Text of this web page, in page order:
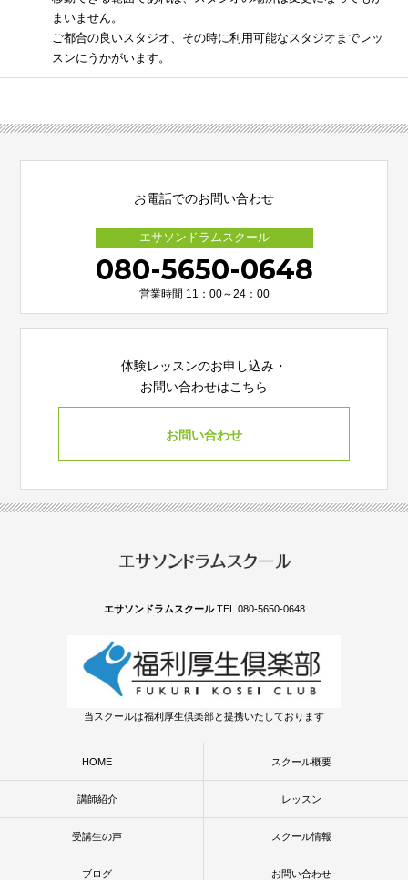
まいません。
ご都合の良いスタジオ、その時に利用可能なスタジオまでレッ
スンにうかがいます。
お電話でのお問い合わせ
エサソンドラムスクール
080-5650-0648
営業時間 11：00～24：00
体験レッスンのお申し込み・
お問い合わせはこちら
お問い合わせ
エサソンドラムスクールTEL 080-5650-0648
当スクールは福利厚生倶楽部と提携いたしております
HOME スクール概要
講師紹介 レッスン
受講生の声 スクール情報
ブログ お問い合わせ